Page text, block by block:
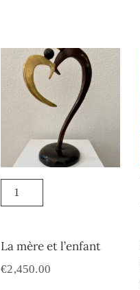
La mère et l’enfant
€2,450.00